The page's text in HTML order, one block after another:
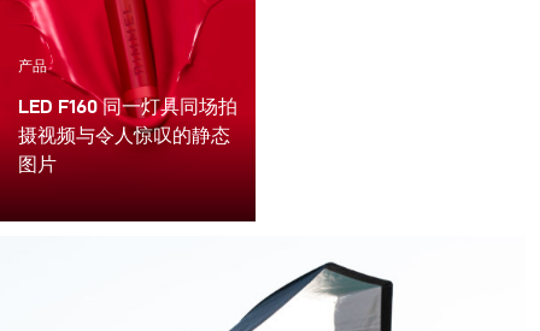
产品
LED F160 同一灯具同场拍
摄视频与令人惊叹的静态
图片